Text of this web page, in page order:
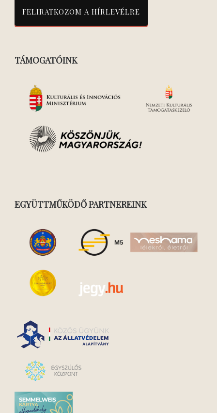
TÁMOGATÓINK
EGYÜTTMŰKÖDŐ PARTNEREINK